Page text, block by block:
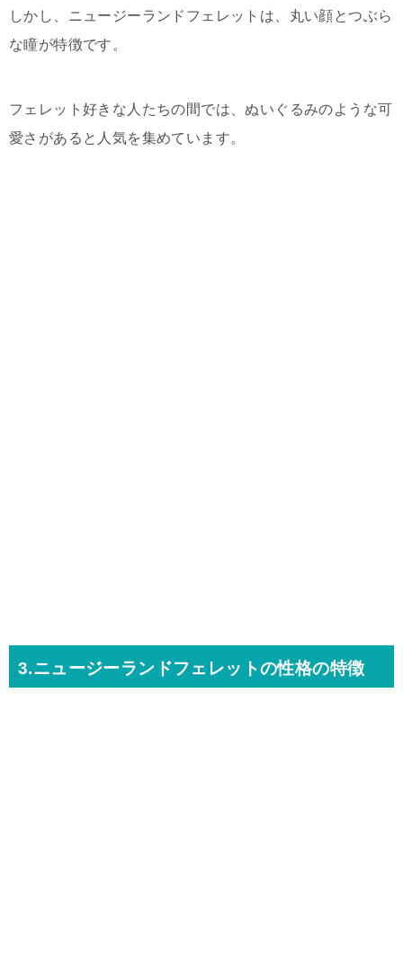
しかし、ニュージーランドフェレットは、丸い顔とつぶら
な瞳が特徴です。
フェレット好きな人たちの間では、ぬいぐるみのような可
愛さがあると人気を集めています。
3.ニュージーランドフェレットの性格の特徴